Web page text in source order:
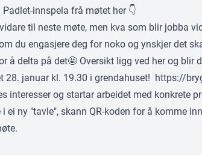
frå møtet her 👇
til neste møte, men kva som blir jobba
du engasjere deg for noko og ynskjer det
å delta på det🤩 Oversikt ligg ved her og blir
januar kl. 19.30 i grendahuset! https://
interesser og startar arbeidet med konkrete
ei ny "tavle", skann QR-koden for å komme